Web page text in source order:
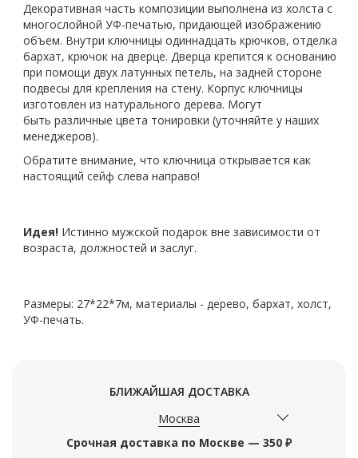
Декоративная часть композиции выполнена из холста с
многослойной УФ-печатью, придающей изображению
объем. Внутри ключницы одиннадцать крючков, отделка
бархат, крючок на дверце. Дверца крепится к основанию
при помощи двух латунных петель, на задней стороне
подвесы для крепления на стену. Корпус ключницы
изготовлен из натурального дерева. Могут
быть различные цвета тонировки (уточняйте у наших
менеджеров).
Обратите внимание, что ключница открывается как
настоящий сейф слева направо!
Идея! Истинно мужской подарок вне зависимости от
возраста, должностей и заслуг.
Размеры: 27*22*7м, материалы - дерево, бархат, холст,
УФ-печать.
БЛИЖАЙШАЯ ДОСТАВКА
Москва
Срочная доставка по Москве — 350 ₽